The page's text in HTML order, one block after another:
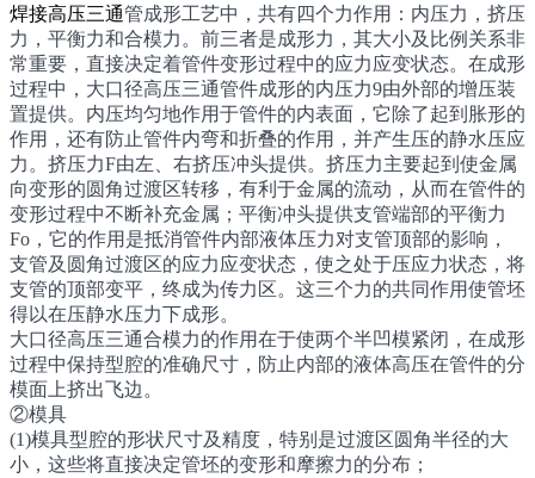
焊接高压三通管成形工艺中，共有四个力作用：内压力，挤压
力，平衡力和合模力。前三者是成形力，其大小及比例关系非
常重要，直接决定着管件变形过程中的应力应变状态。在成形
过程中，大口径高压三通管件成形的内压力9由外部的增压装
置提供。内压均匀地作用于管件的内表面，它除了起到胀形的
作用，还有防止管件内弯和折叠的作用，并产生压的静水压应
力。挤压力F由左、右挤压冲头提供。挤压力主要起到使金属
向变形的圆角过渡区转移，有利于金属的流动，从而在管件的
变形过程中不断补充金属；平衡冲头提供支管端部的平衡力
Fo，它的作用是抵消管件内部液体压力对支管顶部的影响，
支管及圆角过渡区的应力应变状态，使之处于压应力状态，将
支管的顶部变平，终成为传力区。这三个力的共同作用使管坯
得以在压静水压力下成形。
大口径高压三通合模力的作用在于使两个半凹模紧闭，在成形
过程中保持型腔的准确尺寸，防止内部的液体高压在管件的分
模面上挤出飞边。
②模具
(1)模具型腔的形状尺寸及精度，特别是过渡区圆角半径的大
小，这些将直接决定管坯的变形和摩擦力的分布；